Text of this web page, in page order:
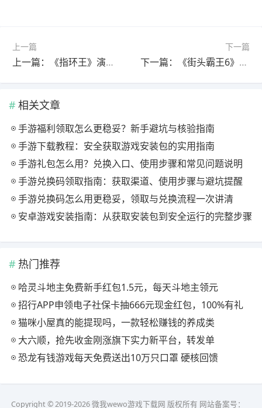
上一篇
上一篇：《指环王》演员重聚杂志封面 重现护戒小队经典阵容
下一篇
下一篇：《街头霸王6》新角色“阿里克斯”先导宣传片：猛男摔跤手回归！
相关文章
手游福利领取怎么更稳妥？新手避坑与核验指南
手游下载教程：安全获取游戏安装包的实用指南
手游礼包怎么用？兑换入口、使用步骤和常见问题说明
手游兑换码领取指南：获取渠道、使用步骤与避坑提醒
手游兑换码怎么用更稳妥，领取与兑换流程一次讲清
安卓游戏安装指南：从获取安装包到安全运行的完整步骤
热门推荐
哈灵斗地主免费新手红包1.5元，每天斗地主领元
招行APP申领电子社保卡抽666元现金红包，100%有礼
猫咪小屋真的能提现吗，一款轻松赚钱的养成类
大六顺，抢先收金刚涨旗下实力新平台，转发单
恐龙有钱游戏每天免费送出10万只口罩 硬核回馈
Copyright © 2019-2026 微我wewo游戏下载网 版权所有 网站备案号：